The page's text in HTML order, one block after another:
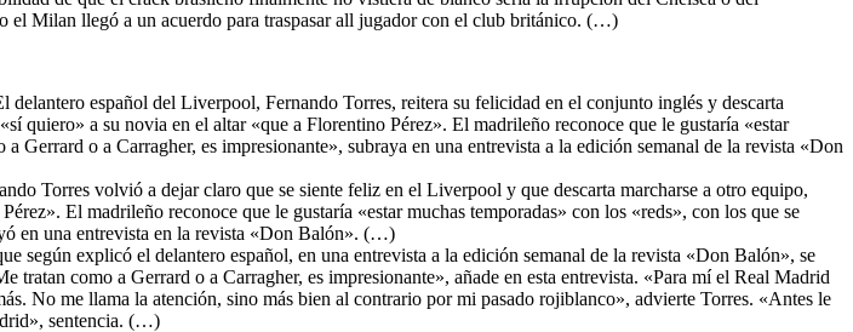
el Milan llegó a un acuerdo para traspasar all jugador con el club británico. (…)
delantero español del Liverpool, Fernando Torres, reitera su felicidad en el conjunto inglés y descarta
quiero» a su novia en el altar «que a Florentino Pérez». El madrileño reconoce que le gustaría «estar
Gerrard o a Carragher, es impresionante», subraya en una entrevista a la edición semanal de la revista «Don
Torres volvió a dejar claro que se siente feliz en el Liverpool y que descarta marcharse a otro equipo,
El madrileño reconoce que le gustaría «estar muchas temporadas» con los «reds», con los que se
en una entrevista en la revista «Don Balón». (…)
según explicó el delantero español, en una entrevista a la edición semanal de la revista «Don Balón», se
como a Gerrard o a Carragher, es impresionante», añade en esta entrevista. «Para mí el Real Madrid
No me llama la atención, sino más bien al contrario por mi pasado rojiblanco», advierte Torres. «Antes le
sentencia. (…)